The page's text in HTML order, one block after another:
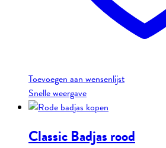
Toevoegen aan wensenlijst
Snelle weergave
Classic Badjas rood